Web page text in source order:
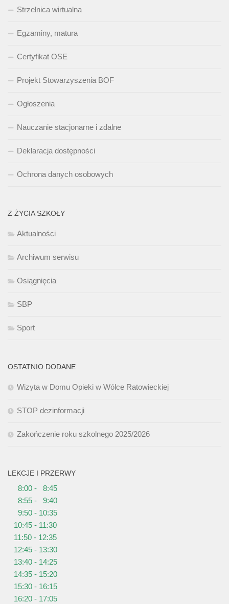
Strzelnica wirtualna
Egzaminy, matura
Certyfikat OSE
Projekt Stowarzyszenia BOF
Ogłoszenia
Nauczanie stacjonarne i zdalne
Deklaracja dostępności
Ochrona danych osobowych
Z ŻYCIA SZKOŁY
Aktualności
Archiwum serwisu
Osiągnięcia
SBP
Sport
OSTATNIO DODANE
Wizyta w Domu Opieki w Wólce Ratowieckiej
STOP dezinformacji
Zakończenie roku szkolnego 2025/2026
LEKCJE I PRZERWY
8:00 - 8:45
8:55 - 9:40
9:50 - 10:35
10:45 - 11:30
11:50 - 12:35
12:45 - 13:30
13:40 - 14:25
14:35 - 15:20
15:30 - 16:15
16:20 - 17:05